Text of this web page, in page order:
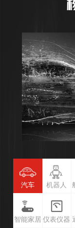
汽车 机器人
智能家居 仪表仪器